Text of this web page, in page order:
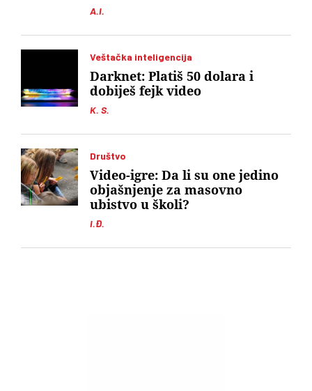
A.I.
Veštačka inteligencija
K. S.
Darknet: Platiš 50 dolara i
dobiješ fejk video
Društvo
I.Đ.
Video-igre: Da li su one jedino
objašnjenje za masovno
ubistvo u školi?